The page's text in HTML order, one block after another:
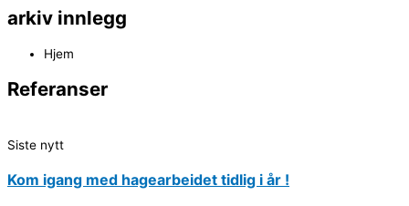
arkiv innlegg
Hjem
Referanser
Siste nytt
Kom igang med hagearbeidet tidlig i år !